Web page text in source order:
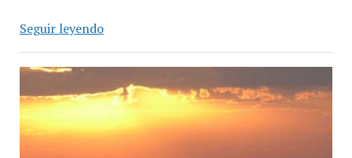
Seguir leyendoSemana
2019:
movimiento
turístico
gastó